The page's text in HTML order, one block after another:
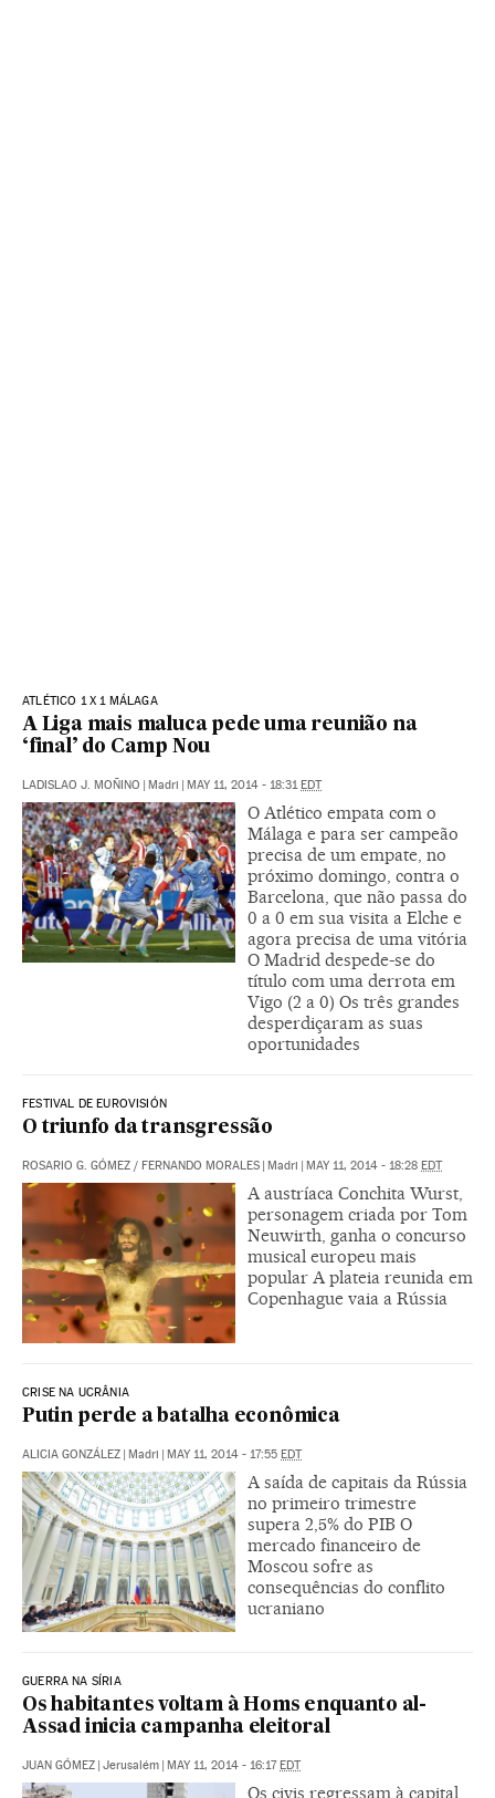
ATLÉTICO 1 X 1 MÁLAGA
A Liga mais maluca pede uma reunião na
‘final’ do Camp Nou
LADISLAO J. MOÑINO | Madri | MAY 11, 2014 - 18:31EDT
O Atlético empata com o
Málaga e para ser campeão
precisa de um empate, no
próximo domingo, contra o
Barcelona, que não passa do
0 a 0 em sua visita a Elche e
agora precisa de uma vitória
O Madrid despede-se do
título com uma derrota em
Vigo (2 a 0) Os três grandes
desperdiçaram as suas
oportunidades
FESTIVAL DE EUROVISIÓN
O triunfo da transgressão
ROSARIO G. GÓMEZ / FERNANDO MORALES | Madri | MAY 11, 2014 - 18:28 EDT
A austríaca Conchita Wurst,
personagem criada por Tom
Neuwirth, ganha o concurso
musical europeu mais
popular A plateia reunida em
Copenhague vaia a Rússia
CRISE NA UCRÂNIA
Putin perde a batalha econômica
ALICIA GONZÁLEZ | Madri | MAY 11, 2014 - 17:55 EDT
A saída de capitais da Rússia
no primeiro trimestre
supera 2,5% do PIB O
mercado financeiro de
Moscou sofre as
consequências do conflito
ucraniano
GUERRA NA SÍRIA
Os habitantes voltam à Homs enquanto al-
Assad inicia campanha eleitoral
JUAN GÓMEZ | Jerusalém | MAY 11, 2014 - 16:17EDT
Os civis regressam à capital